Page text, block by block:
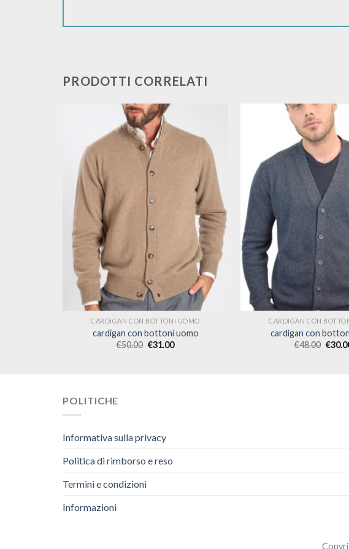
PRODOTTI CORRELATI
CARDIGAN CON BOTTONI UOMO
cardigan con bottoni uomo
€50.00 €31.00
CARDIGAN CON
cardigan con
€48.00 €
POLITICHE
Informativa sulla privacy
Politica di rimborso e reso
Termini e condizioni
Informazioni